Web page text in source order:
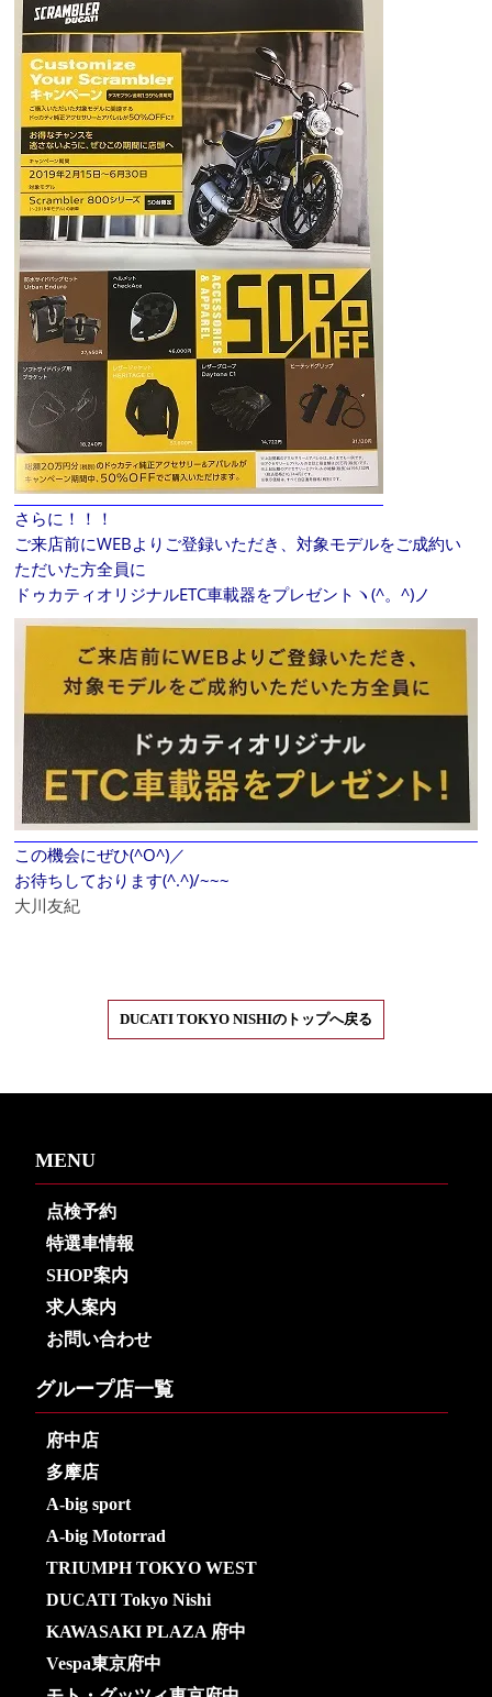
さらに！！！
ご来店前にWEBよりご登録いただき、対象モデルをご成約い
ただいた方全員に
ドゥカティオリジナルETC車載器をプレゼントヽ(^。^)ノ
この機会にぜひ(^O^)／
お待ちしております(^.^)/~~~
大川友紀
DUCATI TOKYO NISHIのトップへ戻る
MENU
点検予約
特選車情報
SHOP案内
求人案内
お問い合わせ
グループ店一覧
府中店
多摩店
A-big sport
A-big Motorrad
TRIUMPH TOKYO WEST
DUCATI Tokyo Nishi
KAWASAKI PLAZA 府中
Vespa東京府中